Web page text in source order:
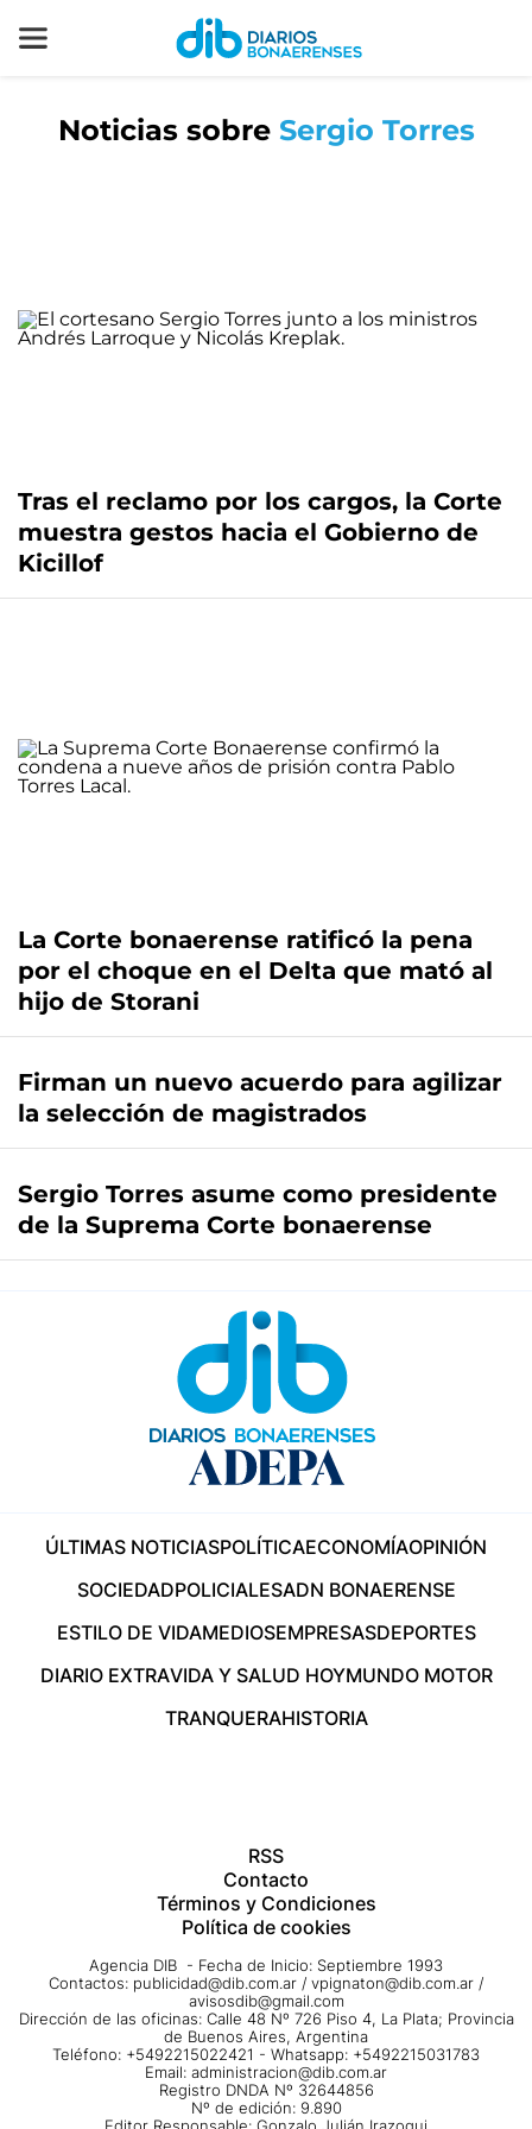
Noticias sobre Sergio Torres
Tras el reclamo por los cargos, la Corte
muestra gestos hacia el Gobierno de
Kicillof
La Corte bonaerense ratificó la pena
por el choque en el Delta que mató al
hijo de Storani
Firman un nuevo acuerdo para agilizar
la selección de magistrados
Sergio Torres asume como presidente
de la Suprema Corte bonaerense
ÚLTIMAS NOTICIASPOLÍTICAECONOMÍAOPINIÓN
SOCIEDADPOLICIALESADN BONAERENSE
ESTILO DE VIDAMEDIOSEMPRESASDEPORTES
DIARIO EXTRAVIDA Y SALUD HOYMUNDO MOTOR
TRANQUERAHISTORIA
RSS
Contacto
Términos y Condiciones
Política de cookies
Agencia DIB - Fecha de Inicio: Septiembre 1993
Contactos: publicidad@dib.com.ar / vpignaton@dib.com.ar /
avisosdib@gmail.com
Dirección de las oficinas: Calle 48 Nº 726 Piso 4, La Plata; Provincia
de Buenos Aires, Argentina
Teléfono: +5492215022421 - Whatsapp: +5492215031783
Email: administracion@dib.com.ar
Registro DNDA Nº 32644856
Nº de edición: 9.890